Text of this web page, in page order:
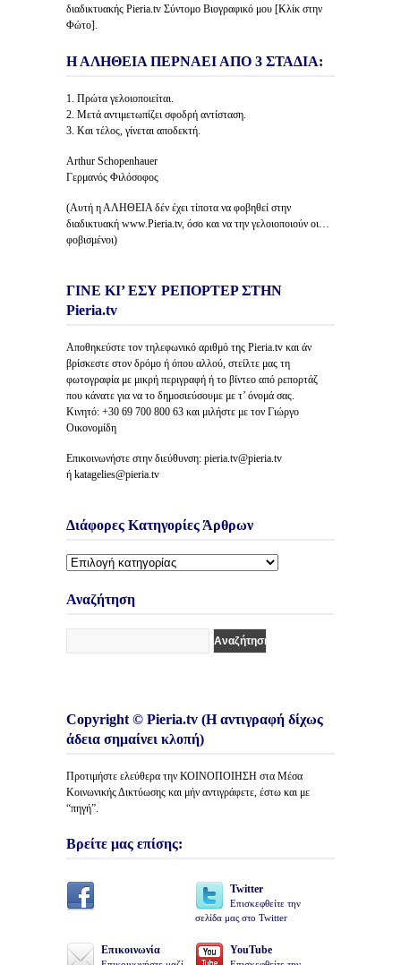
διαδικτυακής Pieria.tv Σύντομο Βιογραφικό μου [Κλίκ στην
Φώτο].
Η ΑΛΗΘΕΙΑ ΠΕΡΝΑΕΙ ΑΠΟ 3 ΣΤΑΔΙΑ:
1. Πρώτα γελοιοποιείται.
2. Μετά αντιμετωπίζει σφοδρή αντίσταση.
3. Και τέλος, γίνεται αποδεκτή.
Arthur Schopenhauer
Γερμανός Φιλόσοφος
(Αυτή η ΑΛΗΘΕΙΑ δέν έχει τίποτα να φοβηθεί στην
διαδικτυακή www.Pieria.tv, όσο και να την γελοιοποιούν οι…
φοβισμένοι)
ΓΙΝΕ ΚΙ’ ΕΣΥ ΡΕΠΟΡΤΕΡ ΣΤΗΝ
Pieria.tv
Αποθηκεύστε τον τηλεφωνικό αριθμό της Pieria.tv και άν
βρίσκεστε στον δρόμο ή όπου αλλού, στείλτε μας τη
φωτογραφία με μικρή περιγραφή ή το βίντεο από ρεπορτάζ
που κάνατε για να το δημοσιεύσουμε με τ’ όνομά σας.
Κινητό: +30 69 700 800 63 και μιλήστε με τον Γιώργο
Οικονομίδη
Επικοινωνήστε στην διεύθυνση: pieria.tv@pieria.tv
ή katagelies@pieria.tv
Διάφορες Κατηγορίες Άρθρων
Διάφορες
Άρθρων
Αναζήτηση
Copyright © Pieria.tv (Η αντιγραφή δίχως
άδεια σημαίνει κλοπή)
Προτιμήστε ελεύθερα την ΚΟΙΝΟΠΟΙΗΣΗ στα Μέσα
Κοινωνικής Δικτύωσης και μήν αντιγράφετε, έστω και με
“πηγή”.
Βρείτε μας επίσης:
Twitter
Επισκεφθείτε την
σελίδα μας στο Twitter
Επικοινωνία YouTube